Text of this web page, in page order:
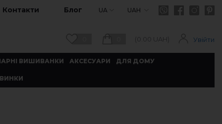
Контакти Блог UA UAH
(0.00 UAH) Увійти
ВИШИВАНКИ АКСЕСУАРИ ДЛЯ ДОМУ